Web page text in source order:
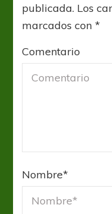
publicada. Los
marcados con*
Comentario
Nombre*